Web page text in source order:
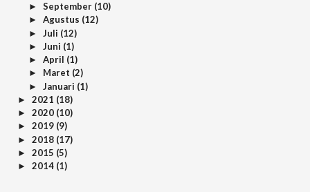
► September (10)
► Agustus (12)
► Juli (12)
► Juni (1)
► April (1)
► Maret (2)
► Januari (1)
► 2021 (18)
► 2020 (10)
► 2019 (9)
► 2018 (17)
► 2015 (5)
► 2014 (1)